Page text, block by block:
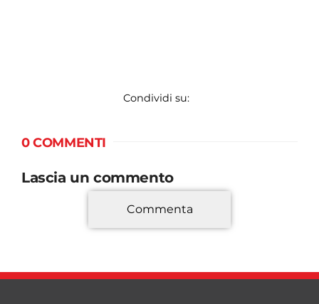
Condividi su:
0 COMMENTI
Lascia un commento
*
Commenta